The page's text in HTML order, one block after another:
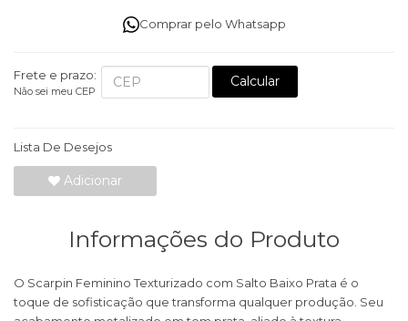
Comprar pelo Whatsapp
Frete e prazo:
Não sei meu CEP
Calcular
Lista De Desejos
Adicionar
Informações do Produto
O Scarpin Feminino Texturizado com Salto Baixo Prata é o
toque de sofisticação que transforma qualquer produção. Seu